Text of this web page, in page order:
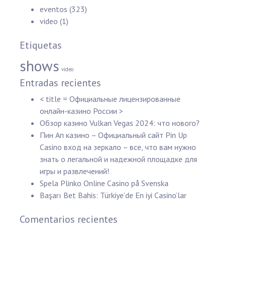
eventos (323)
video (1)
Etiquetas
shows video
Entradas recientes
< title = Официальные лицензированные
онлайн-казино России >
Обзор казино Vulkan Vegas 2024: что нового?
Пин Ап казино – Официальный сайт Pin Up
Casino вход на зеркало – все, что вам нужно
знать о легальной и надежной площадке для
игры и развлечений!
Spela Plinko Online Casino på Svenska
Başarı Bet Bahis: Türkiye’de En iyi Casino’lar
Comentarios recientes